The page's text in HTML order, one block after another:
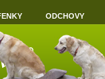
ODCHOVY